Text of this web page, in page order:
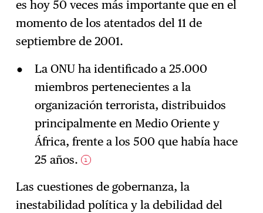
es hoy 50 veces más importante que en el
momento de los atentados del 11 de
septiembre de 2001.
La ONU ha identificado a 25.000
miembros pertenecientes a la
organización terrorista, distribuidos
principalmente en Medio Oriente y
África, frente a los 500 que había hace
25 años.
1
Las cuestiones de gobernanza, la
inestabilidad política y la debilidad del